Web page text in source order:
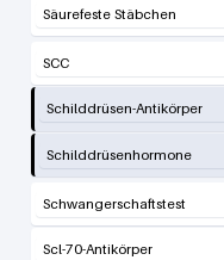
Säurefeste Stäbchen
SCC
Schilddrüsen-Antikörper
Schilddrüsenhormone
Schwangerschaftstest
Scl-70-Antikörper